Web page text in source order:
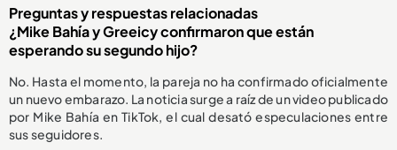
Preguntas y respuestas relacionadas
¿Mike Bahía y Greeicy confirmaron que están
esperando su segundo hijo?
No. Hasta el momento, la pareja no ha confirmado oficialmente
un nuevo embarazo. La noticia surge a raíz de un video publicado
por Mike Bahía en TikTok, el cual desató especulaciones entre
sus seguidores.